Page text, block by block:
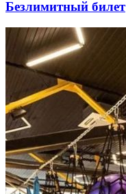
Безлимитный билет